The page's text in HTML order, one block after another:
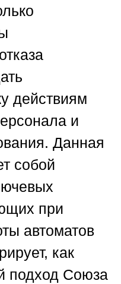
действиям
и
Данная
собой
при
автоматов
как
подход Союза